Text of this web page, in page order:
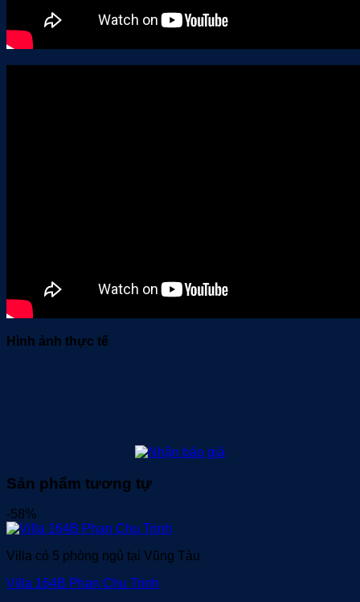
Hình ảnh thực tế
Sản phẩm tương tự
-58%
Villa có 5 phòng ngủ tại Vũng Tàu
Villa 164B Phan Chu Trinh